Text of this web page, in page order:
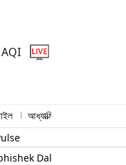
AQI
আধ্যাত্মিক
Dalmiya and